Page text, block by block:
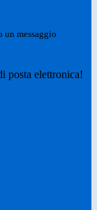
un messaggio
posta elettronica!